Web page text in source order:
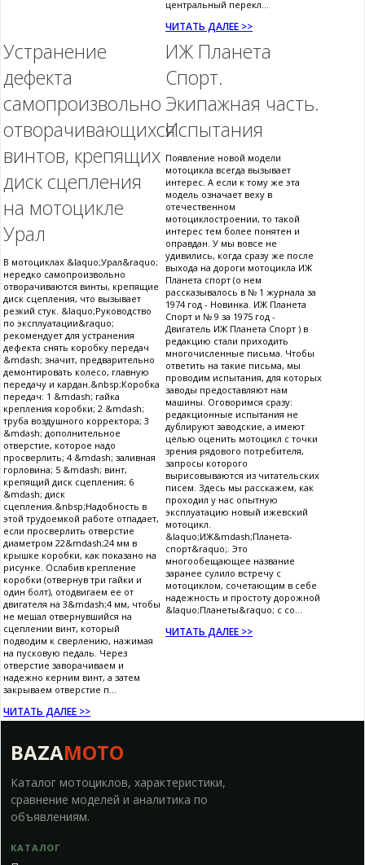
центральный перекл...
ЧИТАТЬ ДАЛЕЕ >>
Устранение
дефекта
самопроизвольно
отворачивающихся
винтов, крепящих
диск сцепления
на мотоцикле
Урал
В мотоциклах &laquo;Урал&raquo;
нередко самопроизвольно
отворачиваются винты, крепящие
диск сцепления, что вызывает
резкий стук. &laquo;Руководство
по эксплуатации&raquo;
рекомендует для устранения
дефекта снять коробку передач
&mdash; значит, предварительно
демонтировать колесо, главную
передачу и кардан.&nbsp;Коробка
передач: 1 &mdash; гайка
крепления коробки; 2 &mdash;
труба воздушного корректора; 3
&mdash; дополнительное
отверстие, которое надо
просверлить; 4 &mdash; заливная
горловина; 5 &mdash; винт,
крепящий диск сцепления; 6
&mdash; диск
сцепления.&nbsp;Надобность в
этой трудоемкой работе отпадает,
если просверлить отверстие
диаметром 22&mdash;24 мм в
крышке коробки, как показано на
рисунке. Ослабив крепление
коробки (отвернув три гайки и
один болт), отодвигаем ее от
двигателя на 3&mdash;4 мм, чтобы
не мешал отвернувшийся на
сцеплении винт, который
подводим к сверлению, нажимая
на пусковую педаль. Через
отверстие заворачиваем и
надежно керним винт, а затем
закрываем отверстие п...
ЧИТАТЬ ДАЛЕЕ >>
ИЖ Планета
Спорт.
Экипажная часть.
Испытания
Появление новой модели
мотоцикла всегда вызывает
интерес. А если к тому же эта
модель означает веху в
отечественном
мотоциклостроении, то такой
интерес тем более понятен и
оправдан. У мы вовсе не
удивились, когда сразу же после
выхода на дороги мотоцикла ИЖ
Планета спорт (о нем
рассказывалось в № 1 журнала за
1974 год - Новинка. ИЖ Планета
Спорт и № 9 за 1975 год -
Двигатель ИЖ Планета Спорт ) в
редакцию стали приходить
многочисленные письма. Чтобы
ответить на такие письма, мы
проводим испытания, для которых
заводы предоставляют нам
машины. Оговоримся сразу:
редакционные испытания не
дублируют заводские, а имеют
целью оценить мотоцикл с точки
зрения рядового потребителя,
запросы которого
вырисовываются из читательских
писем. Здесь мы расскажем, как
проходил у нас опытную
эксплуатацию новый ижевский
мотоцикл.
&laquo;ИЖ&mdash;Планета-
спорт&raquo;. Это
многообещающее название
заранее сулило встречу с
мотоциклом, сочетающим в себе
надежность и простоту дорожной
&laquo;Планеты&raquo; с со...
ЧИТАТЬ ДАЛЕЕ >>
BAZAMOTO
Каталог мотоциклов, характеристики,
сравнение моделей и аналитика по
объявлениям.
КАТАЛОГ